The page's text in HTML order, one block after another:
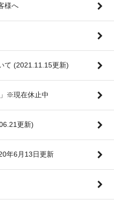
様へ
て (2021.11.15更新)
※現在休止中
更新)
年6月13日更新